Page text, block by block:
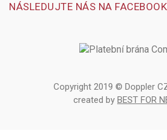
NÁSLEDUJTE NÁS NA
Copyright 2019 © Doppler
created by BEST FOR